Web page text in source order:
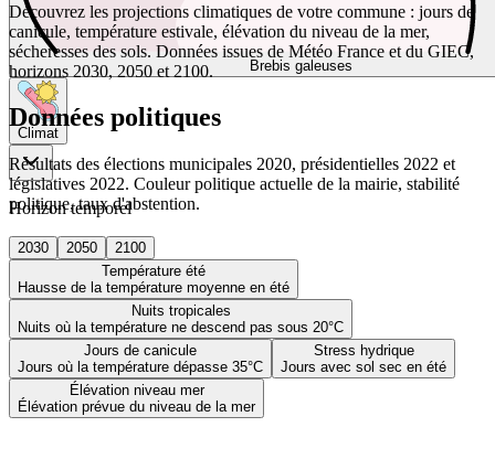
Brebis galeuses
Climat
Horizon temporel
2030 2050
2100
Température été
Hausse de la température moyenne en été
Nuits tropicales
Nuits où la température ne descend pas sous 20°C
Jours de canicule
Jours où la température dépasse 35°C
Stress hydrique
Jours avec sol sec en été
Élévation niveau mer
Élévation prévue du niveau de la mer
Découvrez les projections climatiques de votre commune : jours de
canicule, température estivale, élévation du niveau de la mer,
sécheresses des sols. Données issues de Météo France et du GIEC,
horizons 2030, 2050 et 2100.
Données politiques
Résultats des élections municipales 2020, présidentielles 2022 et
législatives 2022. Couleur politique actuelle de la mairie, stabilité
politique, taux d'abstention.